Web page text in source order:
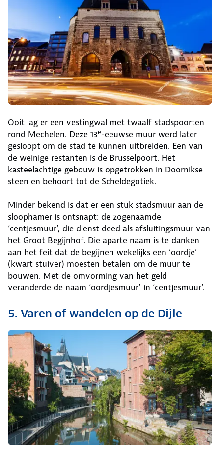
Ooit lag er een vestingwal met twaalf stadspoorten
rond Mechelen. Deze 13e-eeuwse muur werd later
gesloopt om de stad te kunnen uitbreiden. Een van
de weinige restanten is de Brusselpoort. Het
kasteelachtige gebouw is opgetrokken in Doornikse
steen en behoort tot de Scheldegotiek.
Minder bekend is dat er een stuk stadsmuur aan de
sloophamer is ontsnapt: de zogenaamde
‘centjesmuur’, die dienst deed als afsluitingsmuur van
het Groot Begijnhof. Die aparte naam is te danken
aan het feit dat de begijnen wekelijks een ‘oordje’
(kwart stuiver) moesten betalen om de muur te
bouwen. Met de omvorming van het geld
veranderde de naam ‘oordjesmuur’ in ‘centjesmuur’.
5. Varen of wandelen op de Dijle